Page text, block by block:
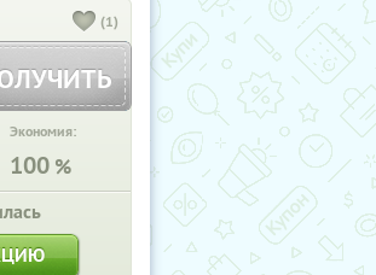
(1)
Экономия:
100 %